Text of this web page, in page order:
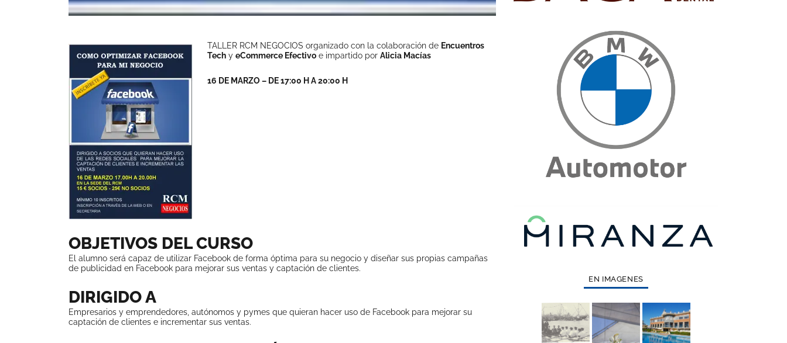
TALLER RCM NEGOCIOS organizado con la colaboración de Encuentros
Tech yeCommerce Efectivo e impartido porAlicia Macías
16 DE MARZO – DE 17:00 H A 20:00 H
OBJETIVOS DEL CURSO
El alumno será capaz de utilizar Facebook de forma óptima para su negocio y diseñar sus propias campañas
de publicidad en Facebook para mejorar sus ventas y captación de clientes.
DIRIGIDO A
Empresarios y emprendedores, autónomos y pymes que quieran hacer uso de Facebook para mejorar su
captación de clientes e incrementar sus ventas.
EN IMAGENES